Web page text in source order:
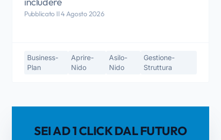
Pubblicato Il 4 Agosto 2026
Business-
Plan
Aprire-
Nido
Asilo-
Nido
Gestione-
Struttura
SEI AD 1 CLICK DAL FUTURO